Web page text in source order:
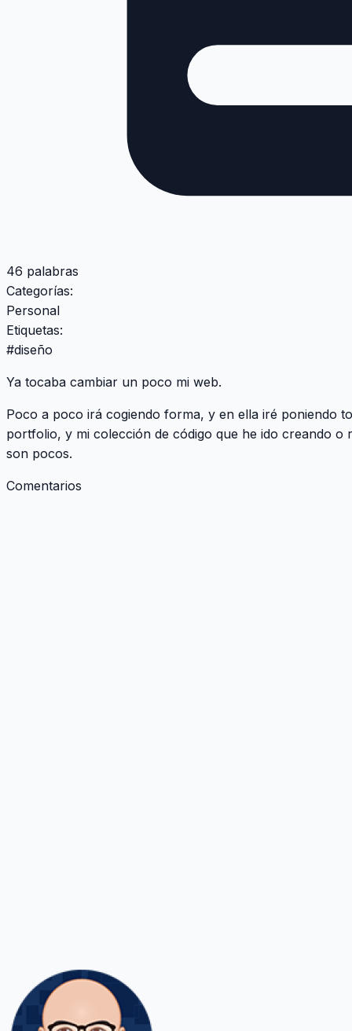
46 palabras
Categorías:
Personal
Etiquetas:
#diseño
Ya tocaba cambiar un poco mi web.
Poco a poco irá cogiendo forma, y en ella iré poniendo
portfolio, y mi colección de código que he ido creando o
son pocos.
Comentarios